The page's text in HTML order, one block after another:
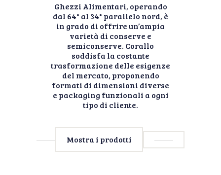
Ghezzi Alimentari, operando
dal 64° al 34° parallelo nord, è
in grado di offrire un’ampia
varietà di conserve e
semiconserve. Corallo
soddisfa la costante
trasformazione delle esigenze
del mercato, proponendo
formati di dimensioni diverse
e packaging funzionali a ogni
tipo di cliente.
Mostra i prodotti